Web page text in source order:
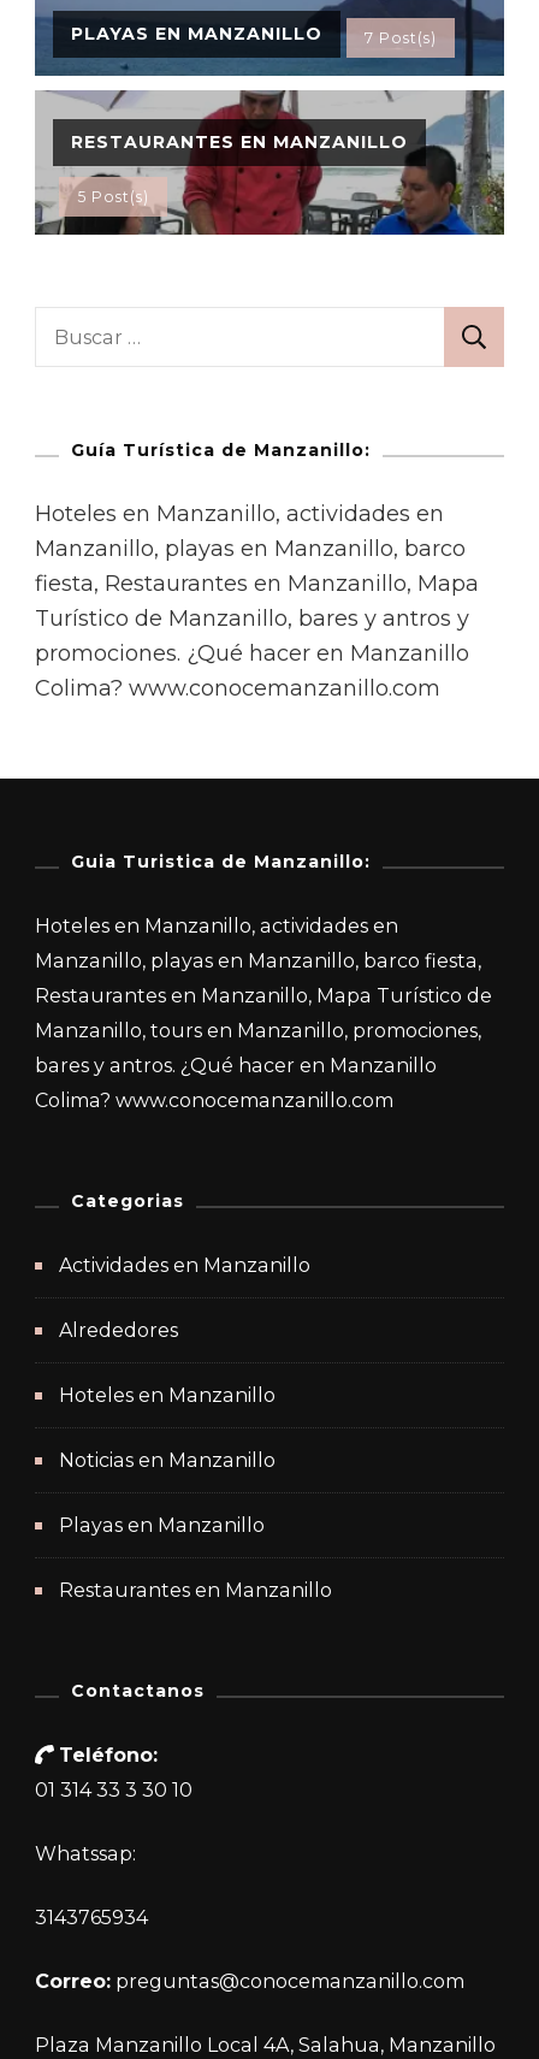
PLAYAS EN MANZANILLO 7 Post(s)
RESTAURANTES EN MANZANILLO
5 Post(s)
Guía Turística de Manzanillo:
Hoteles en Manzanillo, actividades en
Manzanillo, playas en Manzanillo, barco
fiesta, Restaurantes en Manzanillo, Mapa
Turístico de Manzanillo, bares y antros y
promociones. ¿Qué hacer en Manzanillo
Colima? www.conocemanzanillo.com
Guia Turistica de Manzanillo:
Hoteles en Manzanillo, actividades en
Manzanillo, playas en Manzanillo, barco fiesta,
Restaurantes en Manzanillo, Mapa Turístico de
Manzanillo, tours en Manzanillo, promociones,
bares y antros. ¿Qué hacer en Manzanillo
Colima? www.conocemanzanillo.com
Categorias
Actividades en Manzanillo
Alrededores
Hoteles en Manzanillo
Noticias en Manzanillo
Playas en Manzanillo
Restaurantes en Manzanillo
Contactanos
Teléfono:
01 314 33 3 30 10
Whatssap:
3143765934
Correo: preguntas@conocemanzanillo.com
Plaza Manzanillo Local 4A, Salahua, Manzanillo